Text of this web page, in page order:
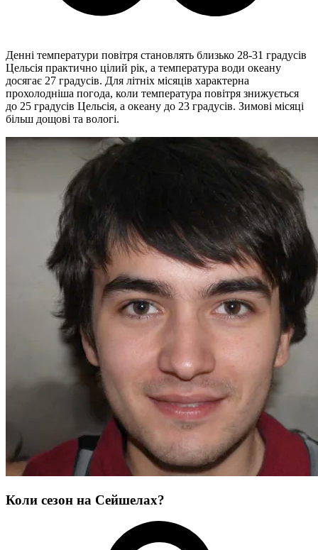
Денні температури повітря становлять близько 28-31 градусів
Цельсія практично цілий рік, а температура води океану
досягає 27 градусів. Для літніх місяців характерна
прохолодніша погода, коли температура повітря знижується
до 25 градусів Цельсія, а океану до 23 градусів. Зимові місяці
більш дощові та вологі.
Коли сезон на Сейшелах?